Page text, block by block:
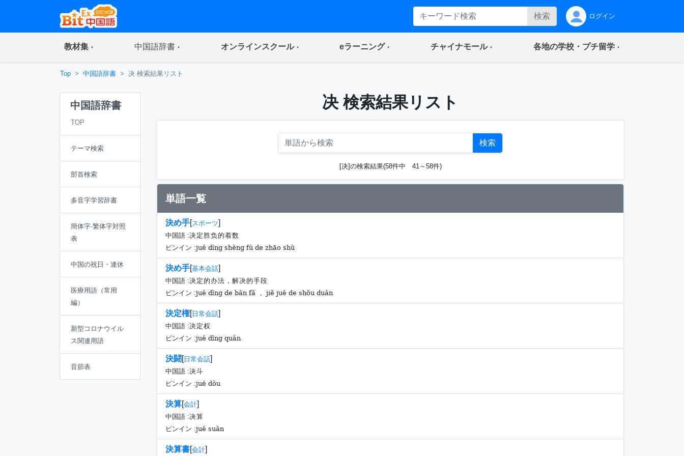
検索 ログイン
教材集(current) 中国語辞書(current) オンラインスクール(current) eラーニング(current) チャイナモール(current) 各地の学校・プチ留学(current)
Top 中国語辞書 决 検索結果リスト
中国語辞書
TOP
テーマ検索
部首検索
多音字学習辞書
簡体字·繁体字対照
表
中国の祝日・連休
医療用語（常用
編）
新型コロナウイル
ス関連用語
音節表
决 検索結果リスト
検索
[决]の検索結果(58件中 41～58件)
単語一覧
決め手[スポーツ]
中国語 :决定胜负的着数
ピンイン :jué dìng shèng fù de zhāo shù
決め手[基本会話]
中国語 :决定的办法，解决的手段
ピンイン :jué dìng de bàn fǎ ， jiě jué de shǒu duàn
決定権[ 日常会話]
中国語 :决定权
ピンイン :jué dìng quán
決闘 [ 日常会話]
中国語 :决斗
ピンイン :jué dòu
決算[会計]
中国語 :决算
ピンイン :jué suàn
決算書[会計]